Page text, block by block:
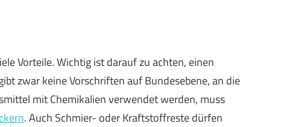
Vorteile. Wichtig ist darauf zu achten, einen
zwar keine Vorschriften auf Bundesebene, an die
mit Chemikalien verwendet werden, muss
. Auch Schmier- oder Kraftstoffreste dürfen